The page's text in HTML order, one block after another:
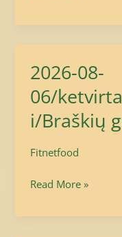
2026-08-
06/
i/Braškių
Fitnetfood
2026-
06/ketvirtadienis/
gėrimas.
Read More »